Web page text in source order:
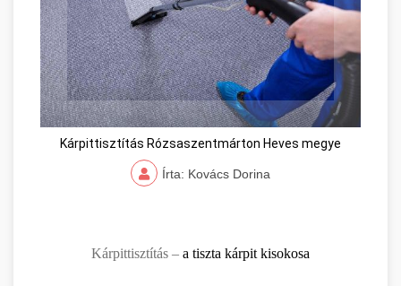
Kárpittisztítás Rózsaszentmárton Heves megye
Írta: Kovács Dorina
Kárpittisztítás – a tiszta kárpit kisokosa